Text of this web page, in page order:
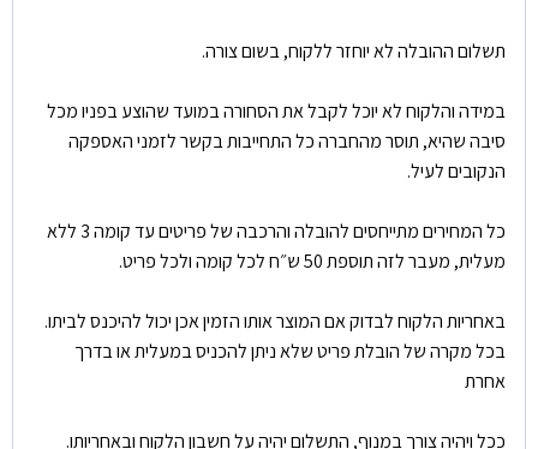
תשלום ההובלה לא יוחזר ללקוח, בשום צורה.
במידה והלקוח לא יוכל לקבל את הסחורה במועד שהוצע בפניו מכל
סיבה שהיא, תוסר מהחברה כל התחייבות בקשר לזמני האספקה
הנקובים לעיל.
כל המחירים מתייחסים להובלה והרכבה של פריטים עד קומה 3 ללא
מעלית, מעבר לזה תוספת 50 ש״ח לכל קומה ולכל פריט.
באחריות הלקוח לבדוק אם המוצר אותו הזמין אכן יכול להיכנס לביתו.
בכל מקרה של הובלת פריט שלא ניתן להכניס במעלית או בדרך
אחרת
ככל ויהיה צורך במנוף, התשלום יהיה על חשבון הלקוח ובאחריותו.